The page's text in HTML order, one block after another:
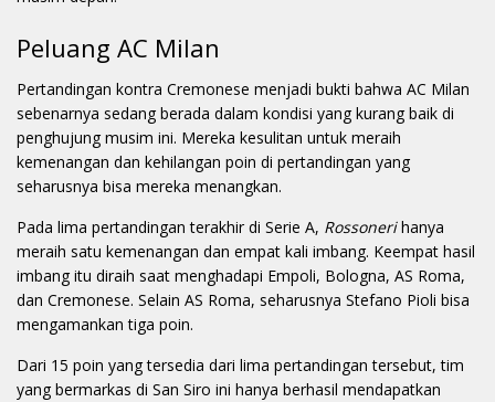
Peluang AC Milan
Pertandingan kontra Cremonese menjadi bukti bahwa AC Milan
sebenarnya sedang berada dalam kondisi yang kurang baik di
penghujung musim ini. Mereka kesulitan untuk meraih
kemenangan dan kehilangan poin di pertandingan yang
seharusnya bisa mereka menangkan.
Pada lima pertandingan terakhir di Serie A, Rossonerihanya
meraih satu kemenangan dan empat kali imbang. Keempat hasil
imbang itu diraih saat menghadapi Empoli, Bologna, AS Roma,
dan Cremonese. Selain AS Roma, seharusnya Stefano Pioli bisa
mengamankan tiga poin.
Dari 15 poin yang tersedia dari lima pertandingan tersebut, tim
yang bermarkas di San Siro ini hanya berhasil mendapatkan